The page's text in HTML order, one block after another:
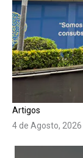
Artigos
4 de Agosto, 2026